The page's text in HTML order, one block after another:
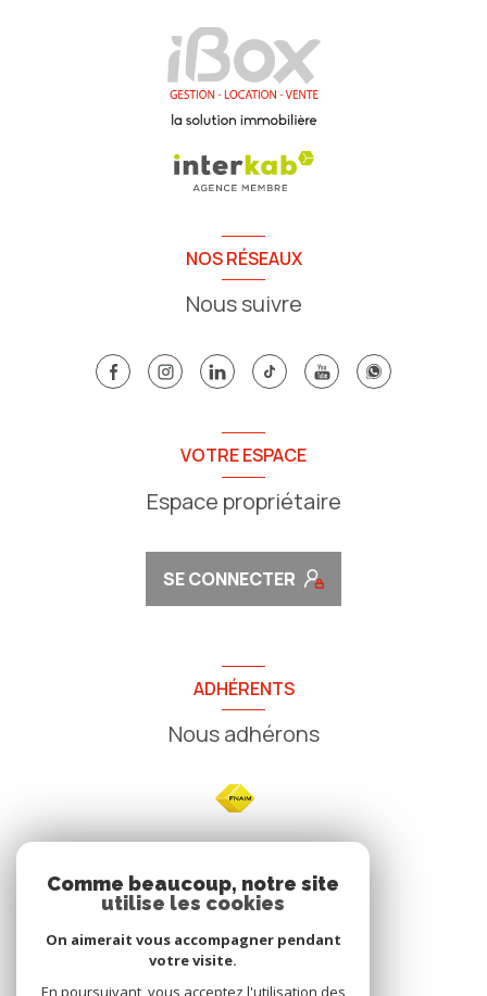
NOS RÉSEAUX
Nous suivre
VOTRE ESPACE
Espace propriétaire
SE CONNECTER
ADHÉRENTS
Nous adhérons
NOS
Comme beaucoup, notre site
utilise les cookies
On aimerait vous accompagner pendant
votre visite.
En poursuivant, vous acceptez l'utilisation des